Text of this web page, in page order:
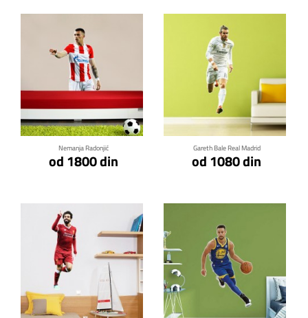
Nemanja Radonjić
od 1800 din
Klikni za detalje
Gareth Bale Real Madrid
od 1080 din
Klikni za detalje
Klikni za detalje Klikni za detalje